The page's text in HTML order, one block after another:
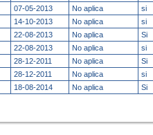
07-05-2013 No aplica si
14-10-2013 No aplica si
22-08-2013 No aplica Si
22-08-2013 No aplica si
28-12-2011 No aplica Si
28-12-2011 No aplica si
18-08-2014 No aplica Si